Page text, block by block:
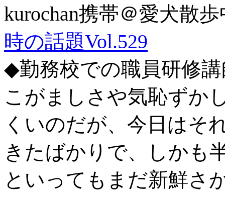
kurochan携帯＠愛犬
時の話題Vol.529
◆勤務校での職員研修
こがましさや気恥ずか
くいのだが、今日はそ
きたばかりで、しかも
といってもまだ新鮮さ